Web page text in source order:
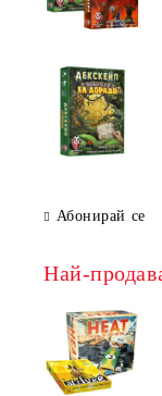
Абонирай се
Най-